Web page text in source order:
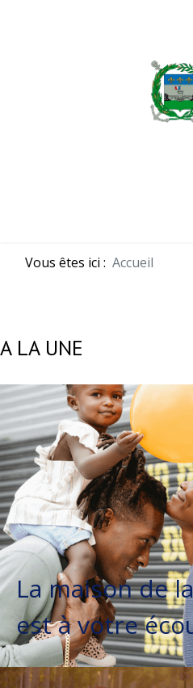
Vous êtes ici : Accueil
A LA UNE
La maison de
est à votre